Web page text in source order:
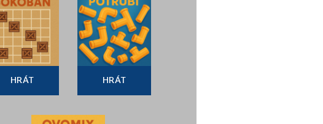
HRÁT HRÁT